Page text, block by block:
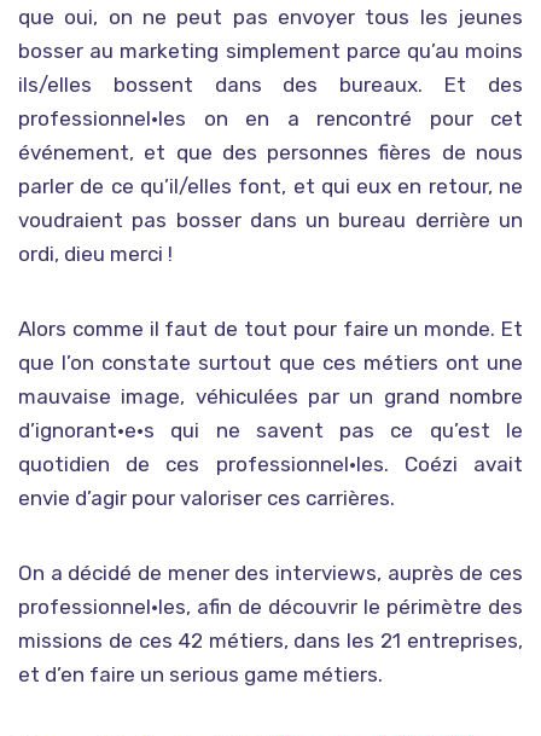
que oui, on ne peut pas envoyer tous les jeunes
bosser au marketing simplement parce qu’au moins
ils/elles bossent dans des bureaux. Et des
professionnel•les on en a rencontré pour cet
événement, et que des personnes fières de nous
parler de ce qu’il/elles font, et qui eux en retour, ne
voudraient pas bosser dans un bureau derrière un
ordi, dieu merci !
Alors comme il faut de tout pour faire un monde. Et
que l’on constate surtout que ces métiers ont une
mauvaise image, véhiculées par un grand nombre
d’ignorant•e•s qui ne savent pas ce qu’est le
quotidien de ces professionnel•les. Coézi avait
envie d’agir pour valoriser ces carrières.
On a décidé de mener des interviews, auprès de ces
professionnel•les, afin de découvrir le périmètre des
missions de ces 42 métiers, dans les 21 entreprises,
et d’en faire un serious game métiers.